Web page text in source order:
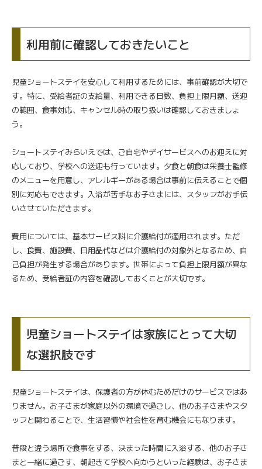
利用前に確認しておきたいこと
児童ショートステイを安心して利用するためには、事前確認が大切で
す。特に、受給者証の支給量、利用できる日数、負担上限月額、送迎
の範囲、食事対応、キャンセル時の取り扱いは確認しておきましょ
う。
ショートステイみらいえでは、ご自宅やデイサービスへのお迎えに対
応しており、学校への送迎も行っています。夕食と朝食は栄養士監修
のメニューを用意し、アレルギーがある場合は事前に伝えることで個
別に対応もできます。入浴が苦手なお子さまには、スタッフがお手伝
いさせていただきます。
費用については、基本サービス料に介護給付が適用されます。ただ
し、食費、施設費、日用品代などは介護給付の対象外となるため、自
己負担が発生する場合があります。世帯によって負担上限月額が異な
るため、受給者証の内容を確認しておくことが大切です。
児童ショートステイは家族にとって大切
な選択肢です
児童ショートステイは、保護者の方が休むためだけのサービスではあ
りません。お子さまが家庭以外の環境で過ごし、他のお子さまやスタ
ッフと関わることで、生活習慣や社会性を育む機会にもなります。
普段と違う場所で食事をする、決まった時間に入浴する、他のお子さ
まと一緒に過ごす、朝起きて学校へ向かうといった経験は、お子さま